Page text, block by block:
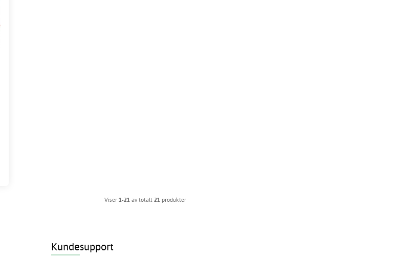
Viser1-21 av totalt21 produkter
Kundesupport